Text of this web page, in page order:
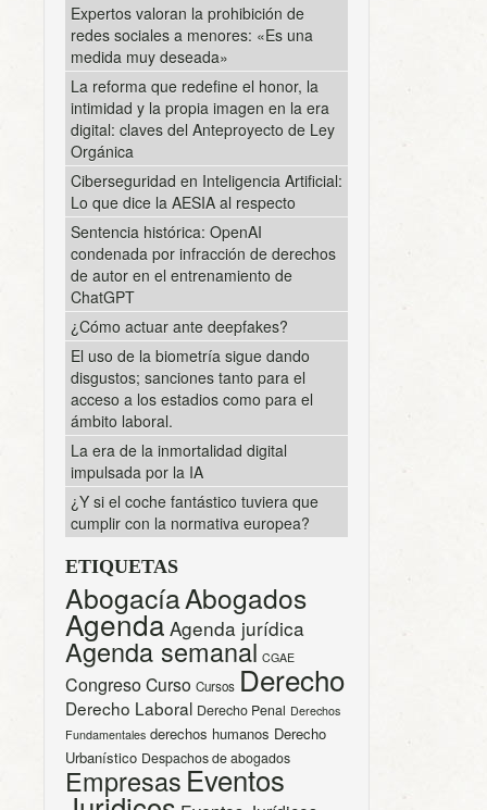
Expertos valoran la prohibición de
redes sociales a menores: «Es una
medida muy deseada»
La reforma que redefine el honor, la
intimidad y la propia imagen en la era
digital: claves del Anteproyecto de Ley
Orgánica
Ciberseguridad en Inteligencia Artificial:
Lo que dice la AESIA al respecto
Sentencia histórica: OpenAI
condenada por infracción de derechos
de autor en el entrenamiento de
ChatGPT
¿Cómo actuar ante deepfakes?
El uso de la biometría sigue dando
disgustos; sanciones tanto para el
acceso a los estadios como para el
ámbito laboral.
La era de la inmortalidad digital
impulsada por la IA
¿Y si el coche fantástico tuviera que
cumplir con la normativa europea?
ETIQUETAS
AbogacíaAbogados
Agenda Agenda jurídica
Agenda semanal CGAE
CongresoCurso Cursos Derecho
Derecho Laboral Derecho Penal Derechos
Fundamentales derechos humanos Derecho
Urbanístico Despachos de abogados
Empresas Eventos